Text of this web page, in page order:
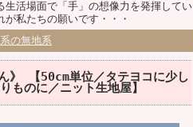
活場面で「手」の想像力を発揮してい
私たちの願いです・・・
の無地系
》 【50cm単位／タテヨコに少し
ものに／ニット生地屋】